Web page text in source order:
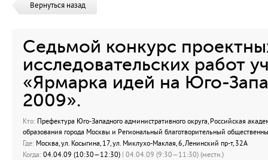
Вернуться назад
Седьмой конкурс
исследовательских работ
«Ярмарка идей на Юго-
2009».
Кто: Префектура Юго-Западного административного округа, Российская
образования города Москвы и Региональный благотворительный
Где: Москва, ул. Косыгина, 17, ул. Миклухо-Маклая, 6, Ленинский пр-т, 32А
Когда: 04.04.09 (10:30—12:30) | 04.04.09 (9:30—11:30) (местн.)